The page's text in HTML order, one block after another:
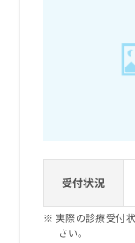
受付状況
実際の診療受付
さい。